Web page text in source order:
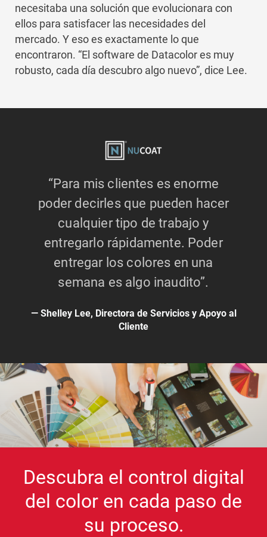
necesitaba una solución que evolucionara con
ellos para satisfacer las necesidades del
mercado. Y eso es exactamente lo que
encontraron. “El software de Datacolor es muy
robusto, cada día descubro algo nuevo”, dice Lee.
“Para mis clientes es enorme
poder decirles que pueden hacer
cualquier tipo de trabajo y
entregarlo rápidamente. Poder
entregar los colores en una
semana es algo inaudito”.
Shelley Lee, Directora de Servicios y Apoyo al
Cliente
Descubra el control digital
del color en cada paso de
su proceso.